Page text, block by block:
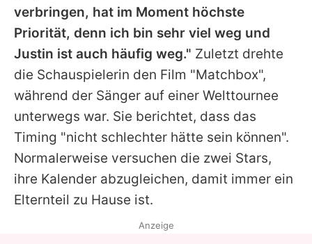
verbringen, hat im Moment höchste
Priorität, denn ich bin sehr viel weg und
Justin ist auch häufig weg." Zuletzt drehte
die Schauspielerin den Film "Matchbox",
während der Sänger auf einer Welttournee
unterwegs war. Sie berichtet, dass das
Timing "nicht schlechter hätte sein können".
Normalerweise versuchen die zwei Stars,
ihre Kalender abzugleichen, damit immer ein
Elternteil zu Hause ist.
Anzeige